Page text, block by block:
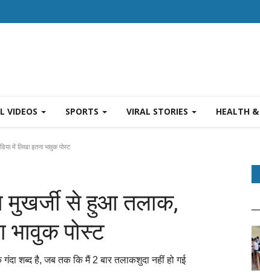
VIDEOS SPORTS VIRAL STORIES HEALTH &
में लिखा इतना भावुक पोस्ट
मुखर्जी से हुआ तलाक,
भावुक पोस्ट
शब्द है, जब तक कि मैं 2 बार तलाकशुदा नहीं हो गई